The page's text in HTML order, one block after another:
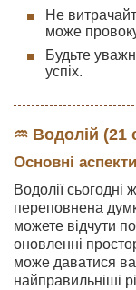
Не
може
Будьте
успіх.
♒ Водолій (21
Основні
Водолії
переповнена
можете відчути
оновленні
може даватися
найправильніші